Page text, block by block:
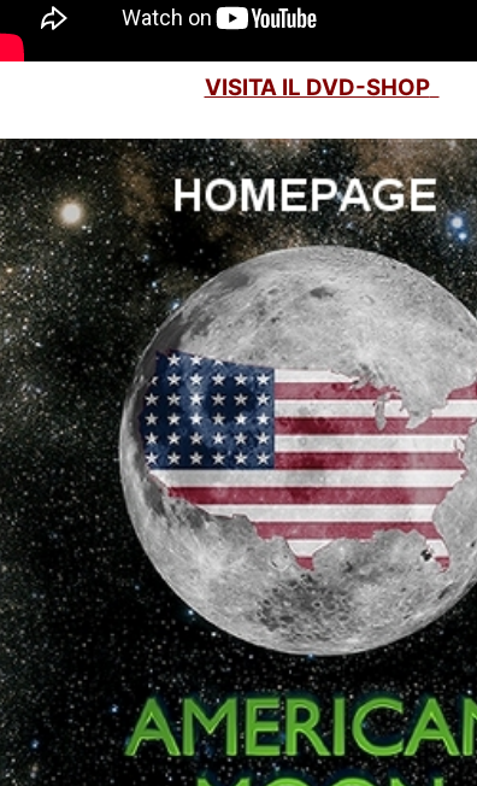
VISITA IL DVD-SHOP